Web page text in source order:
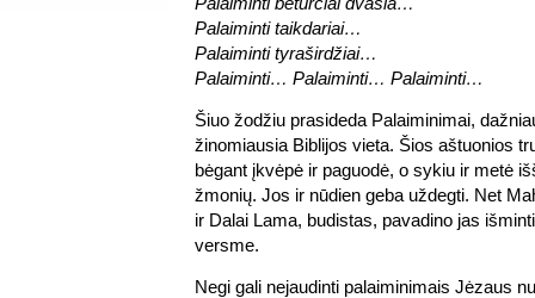
Palaiminti taikdariai…
Palaiminti tyraširdžiai…
Palaiminti… Palaiminti… Palaiminti…
Šiuo žodžiu prasideda Palaiminimai,
žinomiausia Biblijos vieta. Šios aštuonios
bėgant įkvėpė ir paguodė, o sykiu ir metė
žmonių. Jos ir nūdien geba uždegti. Net
ir Dalai Lama, budistas, pavadino jas
versme.
Negi gali nejaudinti palaiminimais Jėzaus